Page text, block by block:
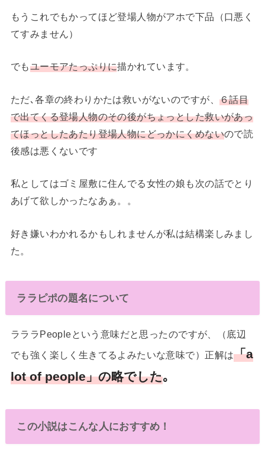
もうこれでもかってほど登場人物がアホで下品（口悪く
てすみません）
でもユーモアたっぷりに描かれています。
ただ､各章の終わりかたは救いがないのですが、 ６話目
で出てくる登場人物のその後がちょっとした救いがあっ
てほっとしたあたり登場人物にどっかにくめないので読
後感は悪くないです
私としてはゴミ屋敷に住んでる女性の娘も次の話でとり
あげて欲しかったなあぁ。。
好き嫌いわかれるかもしれませんが私は結構楽しみまし
た。
ララピポの題名について
ラララPeopleという意味だと思ったのですが、（底辺
でも強く楽しく生きてるよみたいな意味で）正解は「a
lot of people」の略でした｡
この小説はこんな人におすすめ！